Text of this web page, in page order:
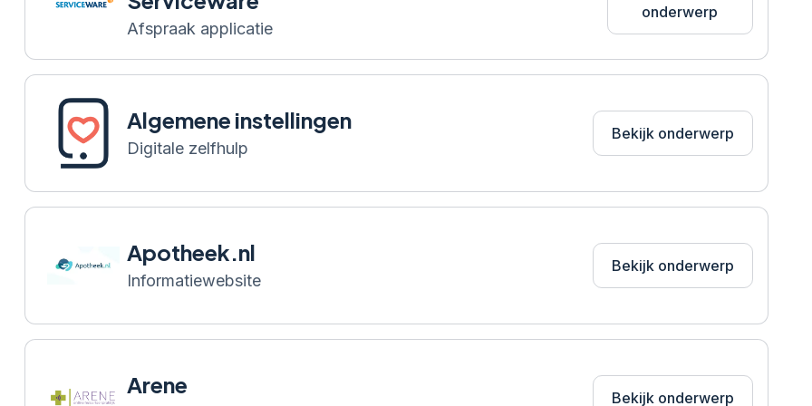
met letter
met letter
Afspraak applicatie
onderwerp
Algemene instellingen
Digitale zelfhulp
Bekijk onderwerp
Apotheek.nl
Informatiewebsite
Bekijk onderwerp
Arene
Bekijk onderwerp